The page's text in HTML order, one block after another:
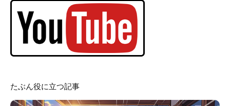
たぶん役に立つ記事